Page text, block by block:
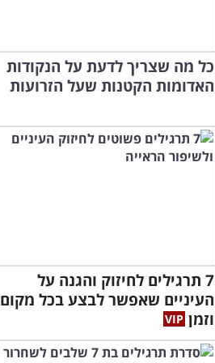
כל מה שצריך לדעת על הנקודות
האדומות הקטנות שעל הזרועות
7 תרגילים לחיזוק והגנה על
העיניים שאפשר לבצע בכל מקום
וזמן